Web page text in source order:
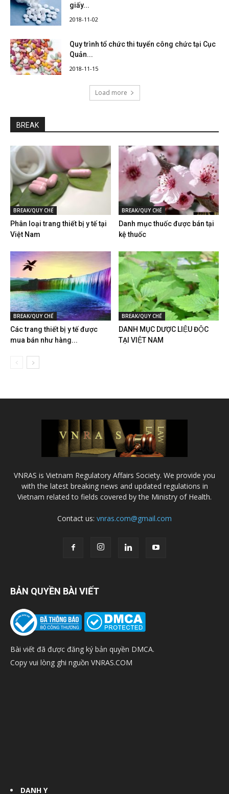
giấy...
2018-11-02
Quy trình tổ chức thi tuyển công chức tại Cục
Quản...
2018-11-15
Load more
BREAK
BREAK/QUY CHẾ
Phân loại trang thiết bị y tế tại
Việt Nam
BREAK/QUY CHẾ
Danh mục thuốc được bán tại
kệ thuốc
BREAK/QUY CHẾ
Các trang thiết bị y tế được
mua bán như hàng...
BREAK/QUY CHẾ
DANH MỤC DƯỢC LIỆU ĐỘC
TẠI VIỆT NAM
VNRAS is Vietnam Regulatory Affairs Society. We provide you
with the latest breaking news and updated regulations in
Vietnam related to fields covered by the Ministry of Health.
Contact us: vnras.com@gmail.com
BẢN QUYỀN BÀI VIẾT
Bài viết đã được đăng ký bản quyền DMCA.
Copy vui lòng ghi nguồn VNRAS.COM
DANH Y